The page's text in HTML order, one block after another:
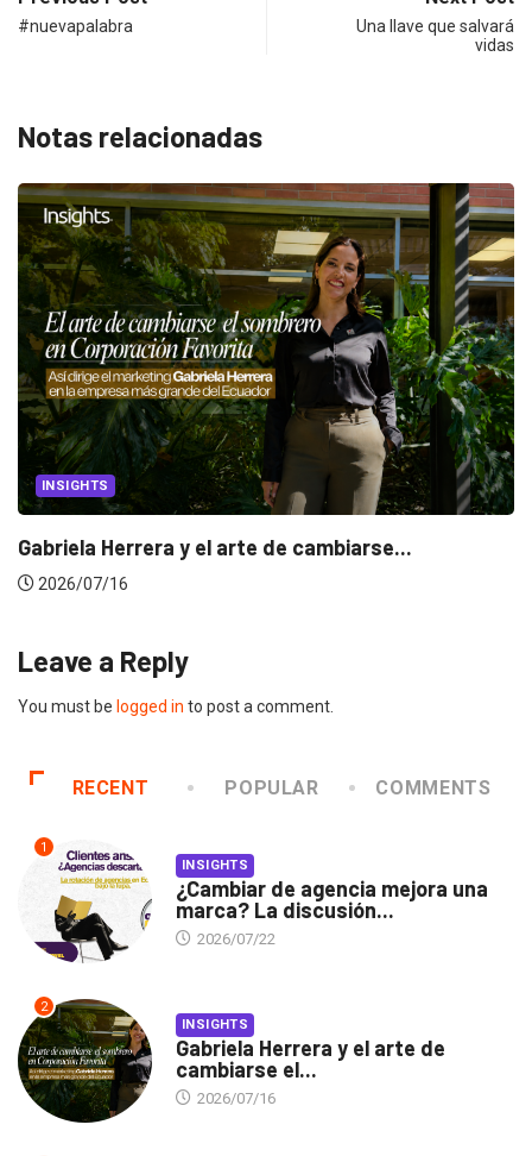
#nuevapalabra
Una llave que salvará
vidas
Notas relacionadas
INSIGHTS
Gabriela Herrera y el arte de cambiarse...
2026/07/16
Leave a Reply
You must be logged in to post a comment.
RECENT POPULAR COMMENTS
1
INSIGHTS
¿Cambiar de agencia mejora una
marca? La discusión...
2026/07/22
2
INSIGHTS
Gabriela Herrera y el arte de
cambiarse el...
2026/07/16